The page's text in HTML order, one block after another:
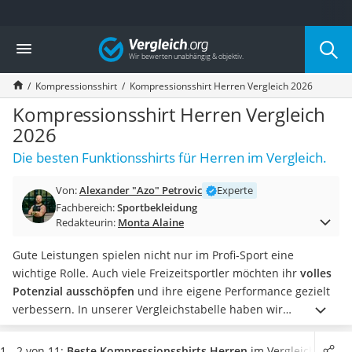
Die beliebtesten Vergleiche nach Kategorie
Freizeit & Sport
Gartentrampolin
Trampolin
Metalldetektor
Eufab-Fahrradträger
Trampolin 366 cm
Fahrradschloss
Futterboot
Air Bike
Trekkingschuhe Herren
Reisetasche mit Rollen
Klimmzugstation
Koffer
Nachtsichtgerät
Vergleich
Kompressionsshirt Kompressionsshirt Herren Vergleich 2026
Kompressionsshirt Herren Vergleich
2026
Die besten Funktionsshirts für Herren im Vergleich.
Von:Alexander "Azo" Petrovic
Experte
Fachbereich:Sportbekleidung
Redakteurin: Monta Alaine
Gute Leistungen spielen nicht nur im Profi-Sport eine
wichtige Rolle. Auch viele Freizeitsportler möchten ihr volles
Potenzial ausschöpfen und ihre eigene Performance gezielt
verbessern. In unserer Vergleichstabelle haben wir
verschiedeneKompressionsshirts für Herren
zusammengestellt, die auch in aktuellen Online-Tests von